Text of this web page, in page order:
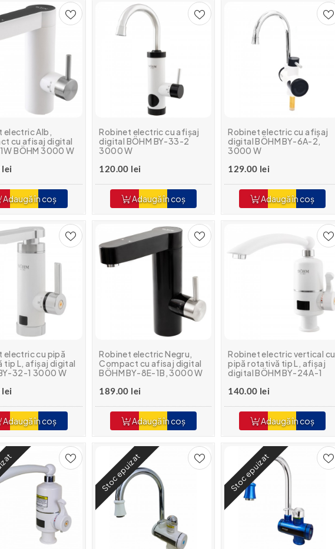
electric Alb,
cu afisaj digital
BÖHM 3000 W
lei
Adaugă în coș
Robinet electric cu afișaj
digital BÖHM BY-33-2
3000 W
120.00 lei
Adaugă în coș
Robinet electric cu afișaj
digital BÖHM BY-6A-2,
3000 W
129.00 lei
Adaugă în coș
electric cu pipă
tip L, afișaj digital
32-1 3000 W
lei
Adaugă în coș
Robinet electric Negru,
Compact cu afisaj digital
BÖHM BY-8E-1B, 3000 W
189.00 lei
Adaugă în coș
Robinet electric vertical cu
pipă rotativă tip L, afișaj
digital BÖHM BY-24A-1
140.00 lei
Adaugă în coș
Stoc epuizat Stoc epuizat